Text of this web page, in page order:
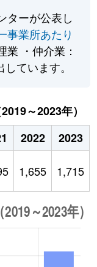
ターが公表し
事業所あたり
業 ・仲介業：
ています。
～2023年）
2022
2023
1,655 1,715